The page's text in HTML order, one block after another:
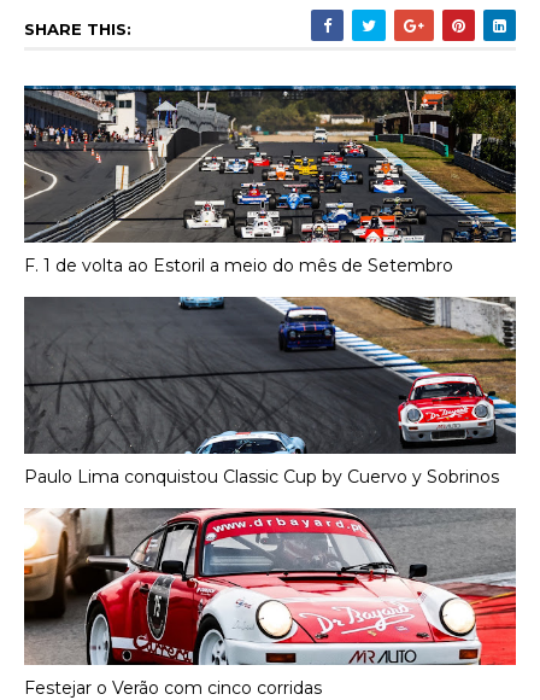
SHARE THIS:
F. 1 de volta ao Estoril a meio do mês de Setembro
Paulo Lima conquistou Classic Cup by Cuervo y Sobrinos
Festejar o Verão com cinco corridas